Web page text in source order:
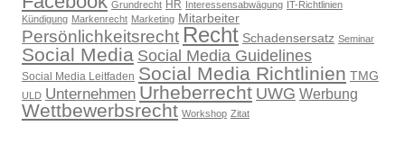
Grundrecht HR Interessensabwägung IT-Richtlinien
Kündigung Markenrecht Marketing Mitarbeiter
Persönlichkeitsrecht Recht Schadensersatz Seminar
Social Media Social Media Guidelines
Social Media Leitfaden Social Media Richtlinien TMG
ULD Unternehmen Urheberrecht UWG Werbung
Wettbewerbsrecht Workshop Zitat